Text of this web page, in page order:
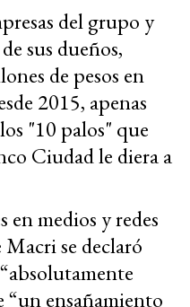
del grupo y
sus dueños,
de pesos en
2015, apenas
"10 palos" que
Ciudad le diera a
en medios y redes
Macri se declaró
“un ensañamiento